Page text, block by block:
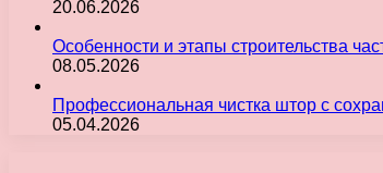
20.06.2026
Особенности и этапы строительства
08.05.2026
Профессиональная чистка штор с
05.04.2026